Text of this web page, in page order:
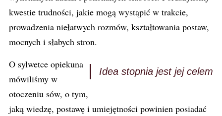
kwestie trudności, jakie mogą wystąpić w trakcie,
prowadzenia niełatwych rozmów, kształtowania postaw,
mocnych i słabych stron.
Idea stopnia jest jej celem
O sylwetce opiekuna
mówiliśmy w
otoczeniu sów, o tym,
jaką wiedzę, postawę i umiejętności powinien posiadać